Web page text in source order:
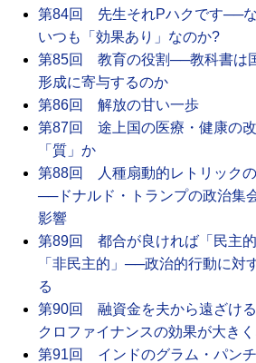
第84回 先生それPハクです──
いつも「効果あり」なのか?
第85回 教育の役割──教科書は
形成に寄与するのか
第86回 解放の甘い一歩
第87回 途上国の医療・健康の
「質」か
第88回 人種扇動的レトリック
──ドナルド・トランプの政治集
影響
第89回 都合が良ければ「民主
「非民主的」──政治的行動に対
る
第90回 融資金を夫から遠ざけ
クロファイナンスの効果が大き
第91回 インドのグラム・パン